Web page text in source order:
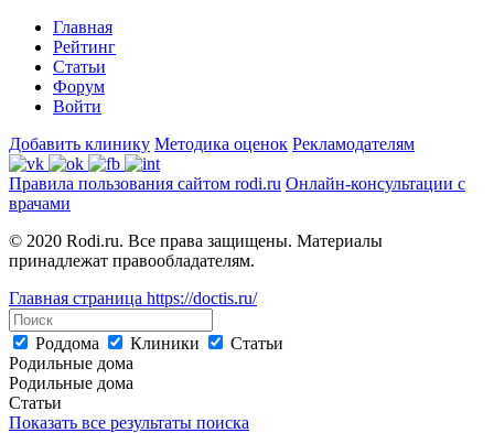
Главная
Рейтинг
Статьи
Форум
Войти
Добавить клинику Методика оценок Рекламодателям
Правила пользования сайтом rodi.ru Онлайн-консультации с
врачами
© 2020 Rodi.ru. Все права защищены. Материалы
принадлежат правообладателям.
Главная страница https://doctis.ru/
Роддома Клиники
Статьи
Родильные дома
Родильные дома
Статьи
Показать все результаты поиска